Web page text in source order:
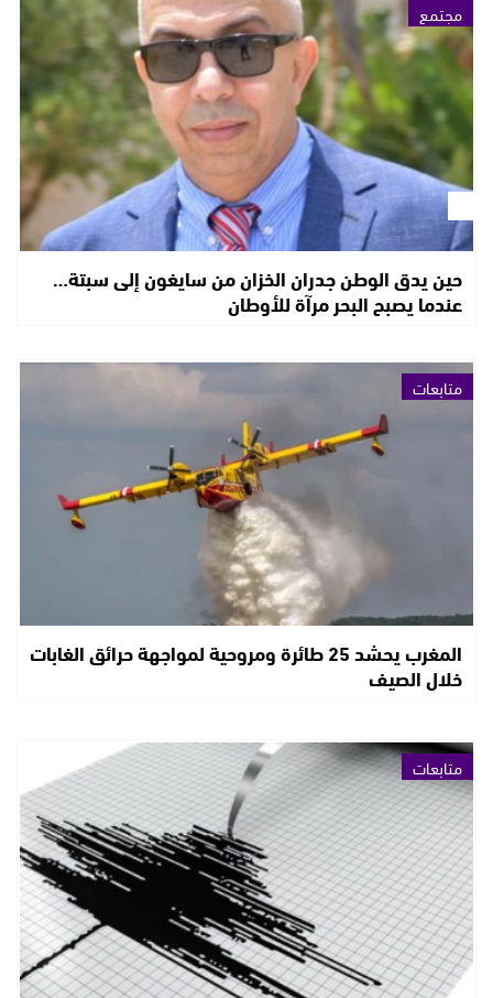
مجتمع
حين يدق الوطن جدران الخزان من سايغون إلى سبتة…
عندما يصبح البحر مرآة للأوطان
متابعات
المغرب يحشد 25 طائرة ومروحية لمواجهة حرائق الغابات
خلال الصيف
متابعات